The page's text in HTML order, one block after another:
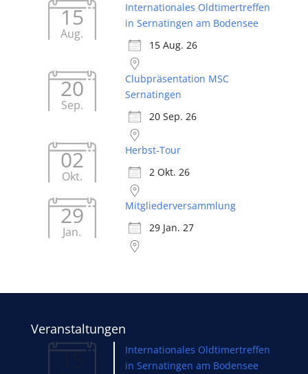
15
Aug.
Internationales Oldtimertreffen
in Sernatingen am Bodensee
15 Aug. 26
20
Sep.
Clubpräsentation MSC
Sernatingen
20 Sep. 26
02
Okt.
Herbst-Tour
2 Okt. 26
29
Jan.
Mitgliederversammlung
29 Jan. 27
Veranstaltungen
15
Internationales Oldtimertreffen
in Sernatingen am Bodensee